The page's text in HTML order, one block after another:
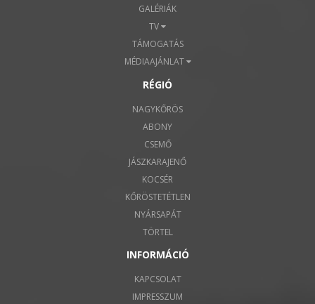
GALÉRIÁK
TV
TÁMOGATÁS
MÉDIAAJÁNLAT
RÉGIÓ
NAGYKŐRÖS
ABONY
CSEMŐ
JÁSZKARAJENŐ
KOCSÉR
KŐRÖSTETÉTLEN
NYÁRSAPÁT
TÖRTEL
INFORMÁCIÓ
KAPCSOLAT
IMPRESSZUM